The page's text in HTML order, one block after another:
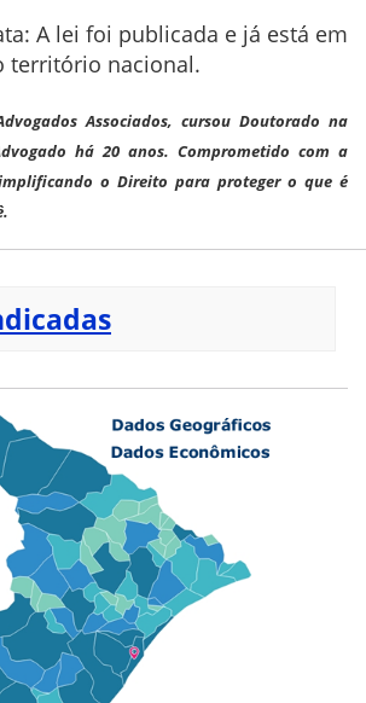
A lei foi publicada e já está em
território nacional.
Associados, cursou Doutorado na
há 20 anos. Comprometido com a
o Direito para proteger o que é